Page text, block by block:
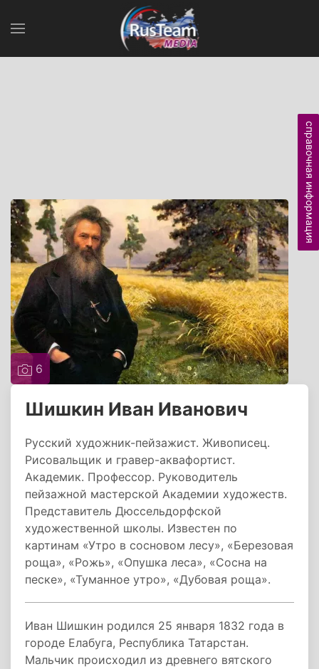
6
Шишкин Иван Иванович
Русский художник-пейзажист. Живописец.
Рисовальщик и гравер-аквафортист.
Академик. Профессор. Руководитель
пейзажной мастерской Академии художеств.
Представитель Дюссельдорфской
художественной школы. Известен по
картинам «Утро в сосновом лесу», «Березовая
роща», «Рожь», «Опушка леса», «Сосна на
песке», «Туманное утро», «Дубовая роща».
Иван Шишкин родился 25 января 1832 года в
городе Елабуга, Республика Татарстан.
Мальчик происходил из древнего вятского
справочная информация